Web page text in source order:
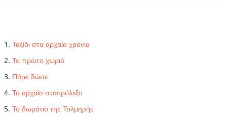
Ταξίδι στα αρχαία χρόνια
Το πρώτο χωριό
Πάρε δώσε
Το αρχαίο σταυρόλεξο
Το δωμάτιο της Τολμηρής